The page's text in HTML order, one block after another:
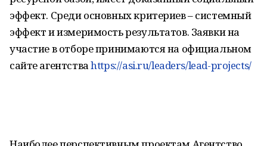
эффект. Среди основных критериев – системный
эффект и измеримость результатов. Заявки на
участие в отборе принимаются на официальном
сайте агентстваhttps://asi.ru/leaders/lead-projects/